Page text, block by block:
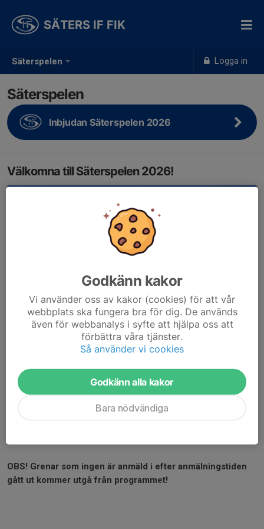
Säterspelen Logga in
SÄTERS IF FIK
Säterspelen
Inbjudan Säterspelen 2026
Välkomna till Säterspelen 2026!
Tidsprogram, avprickning & resultat:
easyrecord.se
OBS! Grenar som ingen är anmäld i efter anmälningstiden
gått ut kommer utgå från programmet!
Godkänn kakor
Vi använder oss av kakor (cookies) för att vår
webbplats ska fungera bra för dig. De används
även för webbanalys i syfte att hjälpa oss att
förbättra våra tjänster.
Så använder vi cookies
Godkänn alla kakor
Bara nödvändiga